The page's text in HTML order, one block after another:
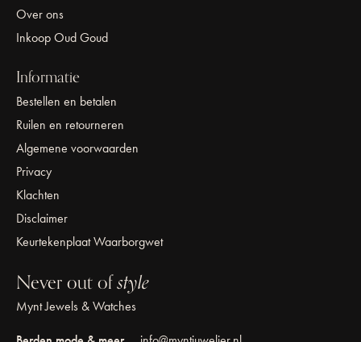
Over ons
Inkoop Oud Goud
Informatie
Bestellen en betalen
Ruilen en retourneren
Algemene voorwaarden
Privacy
Klachten
Disclaimer
Keurtekenplaat Waarborgwet
Never out ofstyle
Mynt Jewels & Watches